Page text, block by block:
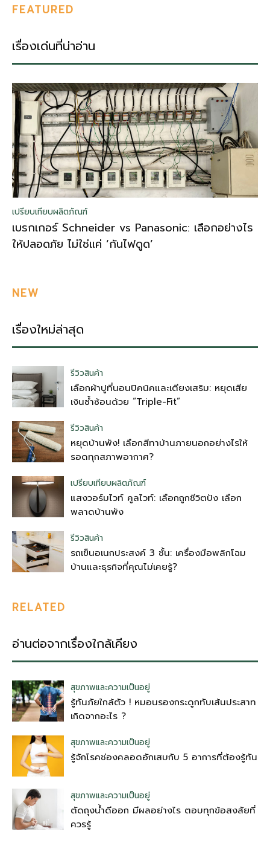
FEATURED
เรื่องเด่นที่น่าอ่าน
เปรียบเทียบผลิตภัณฑ์
เบรกเกอร์ Schneider vs Panasonic: เลือกอย่างไร
ให้ปลอดภัย ไม่ใช่แค่ ‘กันไฟดูด’
NEW
เรื่องใหม่ล่าสุด
รีวิวสินค้า
เลือกผ้าปูที่นอนปิคนิคและเตียงเสริม: หยุดเสีย
เงินซ้ำซ้อนด้วย “Triple-Fit”
รีวิวสินค้า
หยุดบ้านพัง! เลือกสีทาบ้านภายนอกอย่างไรให้
รอดทุกสภาพอากาศ?
เปรียบเทียบผลิตภัณฑ์
แสงวอร์มไวท์ คูลไวท์: เลือกถูกชีวิตปัง เลือก
พลาดบ้านพัง
รีวิวสินค้า
รถเข็นอเนกประสงค์ 3 ชั้น: เครื่องมือพลิกโฉม
บ้านและธุรกิจที่คุณไม่เคยรู้?
RELATED
อ่านต่อจากเรื่องใกล้เคียง
สุขภาพและความเป็นอยู่
รู้ทันภัยใกล้ตัว ! หมอนรองกระดูกทับเส้นประสาท
เกิดจากอะไร ?
สุขภาพและความเป็นอยู่
รู้จักโรคช่องคลอดอักเสบกับ 5 อาการที่ต้องรู้ทัน
สุขภาพและความเป็นอยู่
ตัดถุงน้ําดีออก มีผลอย่างไร ตอบทุกข้อสงสัยที่
ควรรู้